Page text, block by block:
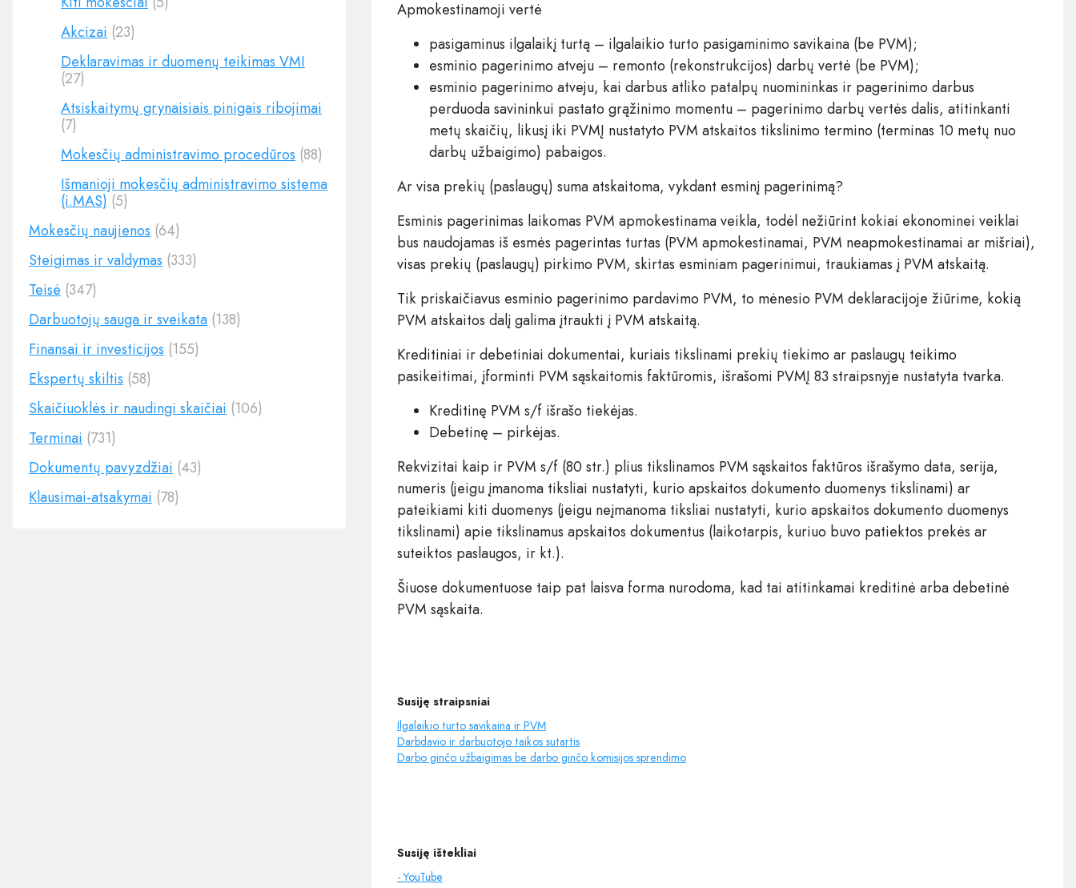
Akcizai (23)
Deklaravimas ir duomenų teikimas VMI
(27)
Atsiskaitymų grynaisiais pinigais ribojimai
(7)
Mokesčių administravimo procedūros (88)
Išmanioji mokesčių administravimo sistema
(i.MAS) (5)
Mokesčių naujienos (64)
Steigimas ir valdymas (333)
Teisė (347)
Darbuotojų sauga ir sveikata (138)
Finansai ir investicijos (155)
Ekspertų skiltis (58)
Skaičiuoklės ir naudingi skaičiai (106)
Terminai (731)
Dokumentų pavyzdžiai (43)
Klausimai-atsakymai (78)
Apmokestinamoji vertė
pasigaminus ilgalaikį turtą – ilgalaikio turto pasigaminimo savikaina (be PVM);
esminio pagerinimo atveju – remonto (rekonstrukcijos) darbų vertė (be PVM);
esminio pagerinimo atveju, kai darbus atliko patalpų nuomininkas ir pagerinimo darbus
perduoda savininkui pastato grąžinimo momentu – pagerinimo darbų vertės dalis, atitinkanti
metų skaičių, likusį iki PVMĮ nustatyto PVM atskaitos tikslinimo termino (terminas 10 metų nuo
darbų užbaigimo) pabaigos.
Ar visa prekių (paslaugų) suma atskaitoma, vykdant esminį pagerinimą?
Esminis pagerinimas laikomas PVM apmokestinama veikla, todėl nežiūrint kokiai ekonominei veiklai
bus naudojamas iš esmės pagerintas turtas (PVM apmokestinamai, PVM neapmokestinamai ar mišriai),
visas prekių (paslaugų) pirkimo PVM, skirtas esminiam pagerinimui, traukiamas į PVM atskaitą.
Tik priskaičiavus esminio pagerinimo pardavimo PVM, to mėnesio PVM deklaracijoje žiūrime, kokią
PVM atskaitos dalį galima įtraukti į PVM atskaitą.
Kreditiniai ir debetiniai dokumentai, kuriais tikslinami prekių tiekimo ar paslaugų teikimo
pasikeitimai, įforminti PVM sąskaitomis faktūromis, išrašomi PVMĮ 83 straipsnyje nustatyta tvarka.
Kreditinę PVM s/f išrašo tiekėjas.
Debetinę – pirkėjas.
Rekvizitai kaip ir PVM s/f (80 str.) plius tikslinamos PVM sąskaitos faktūros išrašymo data, serija,
numeris (jeigu įmanoma tiksliai nustatyti, kurio apskaitos dokumento duomenys tikslinami) ar
pateikiami kiti duomenys (jeigu neįmanoma tiksliai nustatyti, kurio apskaitos dokumento duomenys
tikslinami) apie tikslinamus apskaitos dokumentus (laikotarpis, kuriuo buvo patiektos prekės ar
suteiktos paslaugos, ir kt.).
Šiuose dokumentuose taip pat laisva forma nurodoma, kad tai atitinkamai kreditinė arba debetinė
PVM sąskaita.
Susiję straipsniai
Ilgalaikio turto savikaina ir PVM
Darbdavio ir darbuotojo taikos sutartis
Darbo ginčo užbaigimas be darbo ginčo komisijos sprendimo
Susiję ištekliai
- YouTube